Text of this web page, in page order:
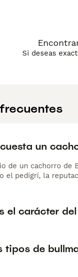
Si deseas
un
de un cachorro de
el pedigrí, la
el carácter
tipos de